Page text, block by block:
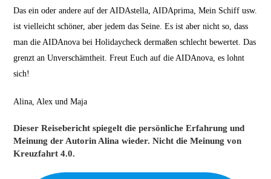
Das ein oder andere auf der AIDAstella, AIDAprima, Mein Schiff usw.
ist vielleicht schöner, aber jedem das Seine. Es ist aber nicht so, dass
man die AIDAnova bei Holidaycheck dermaßen schlecht bewertet. Das
grenzt an Unverschämtheit. Freut Euch auf die AIDAnova, es lohnt
sich!
Alina, Alex und Maja
Dieser Reisebericht spiegelt die persönliche Erfahrung und
Meinung der Autorin Alina wieder. Nicht die Meinung von
Kreuzfahrt 4.0.